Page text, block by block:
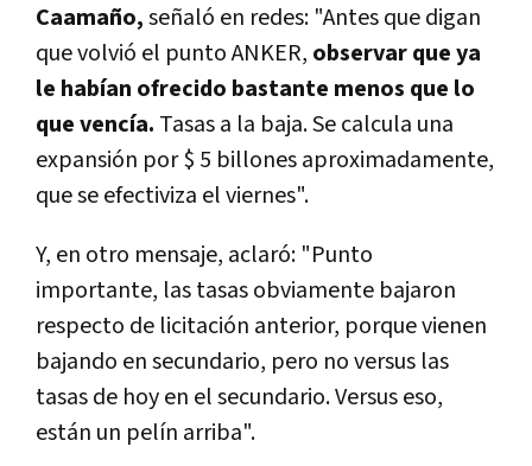
Caamaño,señaló en redes: "Antes que digan
que volvió el punto ANKER, observar que ya
le habían ofrecido bastante menos que lo
que vencía. Tasas a la baja. Se calcula una
expansión por $ 5 billones aproximadamente,
que se efectiviza el viernes".
Y, en otro mensaje, aclaró: "Punto
importante, las tasas obviamente bajaron
respecto de licitación anterior, porque vienen
bajando en secundario, pero no versus las
tasas de hoy en el secundario. Versus eso,
están un pelín arriba".